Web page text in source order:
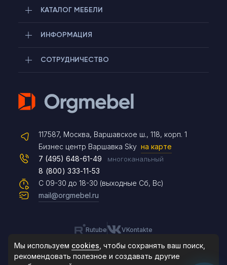
КАТАЛОГ МЕБЕЛИ
ИНФОРМАЦИЯ
СОТРУДНИЧЕСТВО
117587, Москва, Варшавское ш., 118, корп. 1
Бизнес центр Варшавка Sky на карте
С 09-30 до 18-30 (выходные Сб, Вс)
7 (495) 648-61-49 многоканальный
8 (800) 333-11-53
mail@orgmebel.ru
Rutube VKontakte
Telegram
Max
Чат на сайте
8 (495) 183-47-87
По будням с 09:30 до 18:30
Мы используем cookies , чтобы сохранять ваш поиск,
рекомендовать полезное и создавать другие